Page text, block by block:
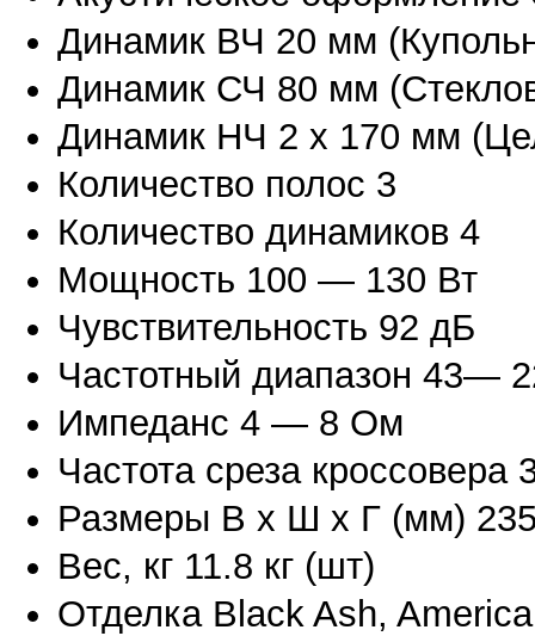
Динамик ВЧ 20 мм
Динамик СЧ 80 мм
Динамик НЧ 2 х 170 мм
Количество полос 3
Количество динамиков 4
Мощность 100 — 130 Вт
Чувствительность 92 дБ
Частотный диапазон 43—
Импеданс 4 — 8 Ом
Частота среза
Размеры В х Ш х Г (мм)
Вес, кг 11.8 кг (шт)
Отделка Black Ash,